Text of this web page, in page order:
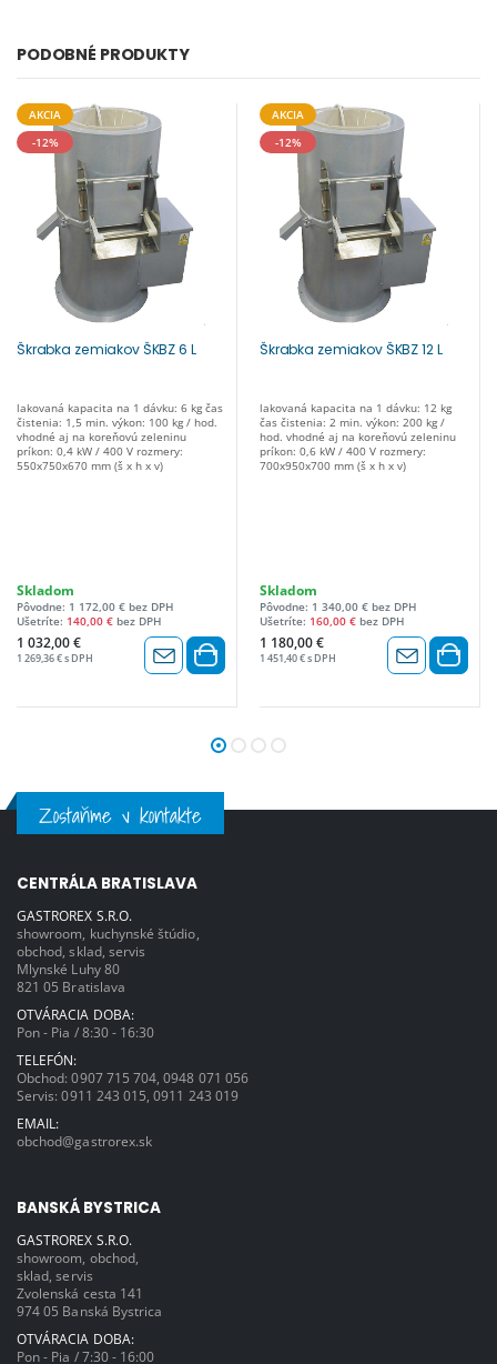
PODOBNÉ PRODUKTY
AKCIA
-12%
Škrabka zemiakov ŠKBZ 6 L
lakovaná kapacita na 1 dávku: 6 kg čas
čistenia: 1,5 min. výkon: 100 kg / hod.
vhodné aj na koreňovú zeleninu
príkon: 0,4 kW / 400 V rozmery:
550x750x670 mm (š x h x v)
Skladom
Pôvodne: 1 172,00 € bez DPH
Ušetríte: 140,00 € bez DPH
1 032,00 €
1 269,36 € s DPH
AKCIA
-12%
Škrabka zemiakov ŠKBZ 12 L
lakovaná kapacita na 1 dávku: 12 kg
čas čistenia: 2 min. výkon: 200 kg /
hod. vhodné aj na koreňovú zeleninu
príkon: 0,6 kW / 400 V rozmery:
700x950x700 mm (š x h x v)
Skladom
Pôvodne: 1 340,00 € bez DPH
Ušetríte: 160,00 € bez DPH
1 180,00 €
1 451,40 € s DPH
Zostaňme v kontakte
CENTRÁLA BRATISLAVA
GASTROREX S.R.O.
showroom, kuchynské štúdio,
obchod, sklad, servis
Mlynské Luhy 80
821 05 Bratislava
OTVÁRACIA DOBA:
Pon - Pia / 8:30 - 16:30
TELEFÓN:
Obchod:0907 715 704 ,0948 071 056
Servis:0911 243 015 ,0911 243 019
EMAIL:
obchod@gastrorex.sk
BANSKÁ BYSTRICA
GASTROREX S.R.O.
showroom, obchod,
sklad, servis
Zvolenská cesta 141
974 05 Banská Bystrica
OTVÁRACIA DOBA:
Pon - Pia / 7:30 - 16:00